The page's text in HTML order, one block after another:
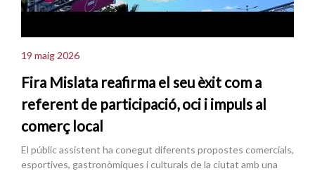
19 maig 2026
Fira Mislata reafirma el seu èxit com a
referent de participació, oci i impuls al
comerç local
El públic assistent ha conegut diferents propostes comercials,
esportives, gastronòmiques i culturals de la ciutat amb una